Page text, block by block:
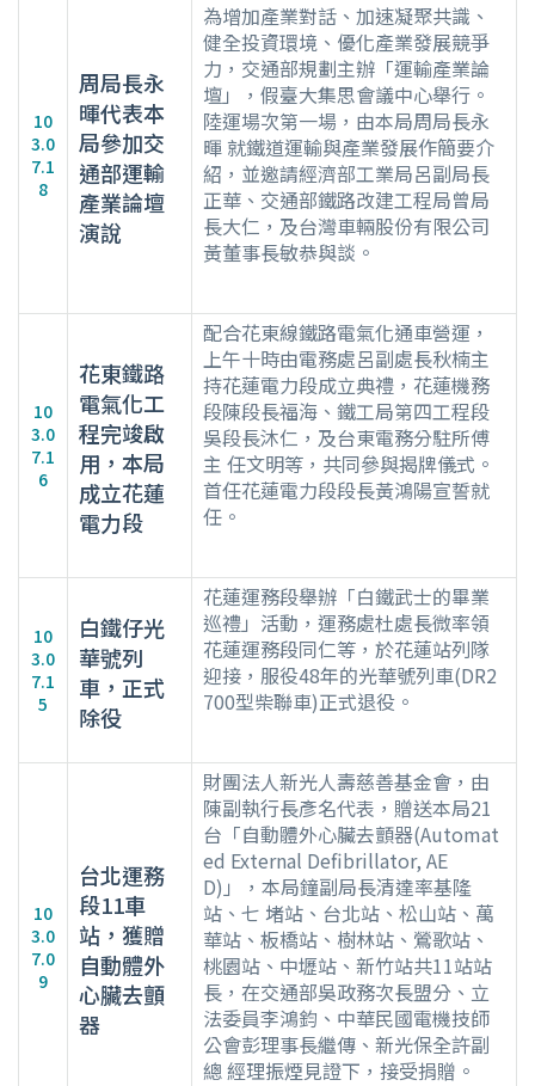
10
3.0
7.1
8
周局長永
暉代表本
局參加交
通部運輸
產業論壇
演說
為增加產業對話、加速凝聚共識、
健全投資環境、優化產業發展競爭
力，交通部規劃主辦「運輸產業論
壇」，假臺大集思會議中心舉行。
陸運場次第一場，由本局周局長永
暉 就鐵道運輸與產業發展作簡要介
紹，並邀請經濟部工業局呂副局長
正華、交通部鐵路改建工程局曾局
長大仁，及台灣車輛股份有限公司
黃董事長敏恭與談。
10
3.0
7.1
6
花東鐵路
電氣化工
程完竣啟
用，本局
成立花蓮
電力段
配合花東線鐵路電氣化通車營運，
上午十時由電務處呂副處長秋楠主
持花蓮電力段成立典禮，花蓮機務
段陳段長福海、鐵工局第四工程段
吳段長沐仁，及台東電務分駐所傅
主 任文明等，共同參與揭牌儀式。
首任花蓮電力段段長黃鴻陽宣誓就
任。
10
3.0
7.1
5
白鐵仔光
華號列
車，正式
除役
花蓮運務段舉辦「白鐵武士的畢業
巡禮」活動，運務處杜處長微率領
花蓮運務段同仁等，於花蓮站列隊
迎接，服役48年的光華號列車(DR2
700型柴聯車)正式退役。
10
3.0
7.0
9
台北運務
段11車
站，獲贈
自動體外
心臟去顫
器
財團法人新光人壽慈善基金會，由
陳副執行長彥名代表，贈送本局21
台「自動體外心臟去顫器(Automat
ed External Defibrillator, AE
D)」，本局鐘副局長清達率基隆
站、七 堵站、台北站、松山站、萬
華站、板橋站、樹林站、鶯歌站、
桃園站、中壢站、新竹站共11站站
長，在交通部吳政務次長盟分、立
法委員李鴻鈞、中華民國電機技師
公會彭理事長繼傳、新光保全許副
總 經理振煙見證下，接受捐贈。